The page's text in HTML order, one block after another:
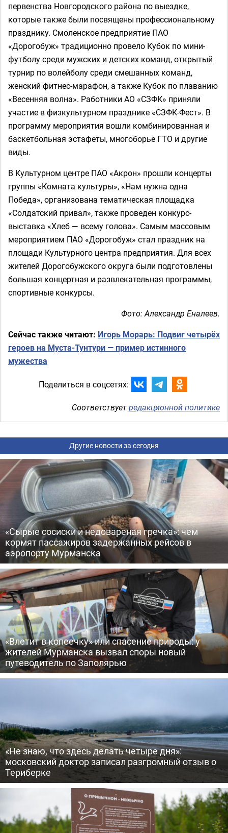
первенства Новгородского района по выездке,
которые также были посвящены профессиональному
празднику. Смоленское предприятие ПАО
«Дорогобуж» традиционно провело Кубок по мини-
футболу среди мужских и детских команд, открытый
турнир по волейболу среди смешанных команд,
женский фитнес-марафон, а также Кубок по плаванию
«Весенняя волна». Работники АО «СЗФК» приняли
участие в физкультурном празднике «СЗФК-Фест». В
программу мероприятия вошли комбинированная и
баскетбольная эстафеты, многоборье ГТО и другие
виды.
В Культурном центре ПАО «Акрон» прошли концерты
группы «Комната культуры», «Нам нужна одна
Победа», организована тематическая площадка
«Солдатский привал», также проведен конкурс-
выставка «Хлеб — всему голова». Самым массовым
мероприятием ПАО «Дорогобуж» стал праздник на
площади Культурного центра предприятия. Для всех
жителей Дорогобужского округа были подготовлены
большая концертная и развлекательная программы,
спортивные конкурсы.
Фото: Александр Еналеев.
Сейчас также читают: Игорь Морарь: Подвиг четырёх
героев на Муста-Тунтури — пример истинного
мужества
Поделиться в соцсетях:
Соответствуетредакционной политике
Другие новости за сегодня
«Сырые сосиски и недовареная гречка»: чем
кормят пассажиров задержанных рейсов в
аэропорту Мурманска
«Влетит в копеечку» или спасение природы: у
жителей Мурманска вызвал споры новый
путеводитель по Заполярью
«Не знаю, что здесь делать четыре дня»:
московский доктор записал разгромный отзыв о
Териберке